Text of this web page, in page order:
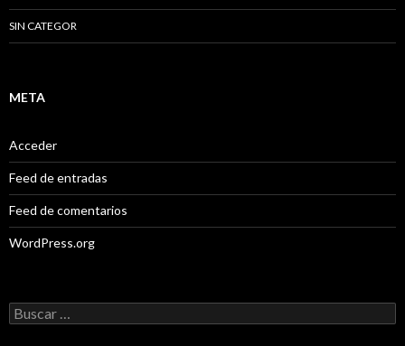
SIN CATEGOR
META
Acceder
Feed de entradas
Feed de comentarios
WordPress.org
B
u